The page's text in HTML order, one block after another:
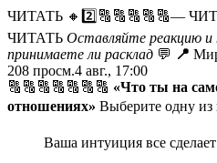
ЧИТАТЬ 🔸2️⃣🔠🔠🔠🔠🔠—
ЧИТАТЬ Оставляйте реакцию
принимаете ли расклад 💬 📍
208 просм.4 авг., 17:00
🔠🔠🔠🔠🔠🔠🔠 «Что ты на
отношениях» Выберите одну из
Ваша интуиция все сделает